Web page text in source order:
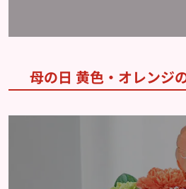
母の日 黄色・オレンジ